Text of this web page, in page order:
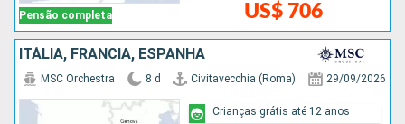
Pensão completa US$ 706
ITÁLIA, FRANCIA, ESPANHA
MSC Orchestra 8 d Civitavecchia (Roma) 29/09/2026
Crianças grátis até 12 anos